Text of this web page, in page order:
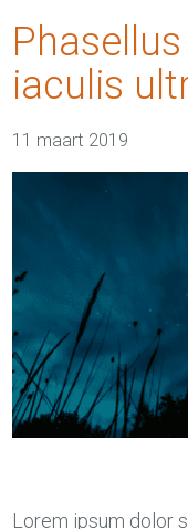
iaculis
11 maart 2019
Lorem ipsum dolor